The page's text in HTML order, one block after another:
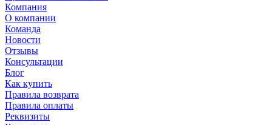
Компания
О компании
Команда
Новости
Отзывы
Консультации
Блог
Как купить
Правила возврата
Правила оплаты
Реквизиты